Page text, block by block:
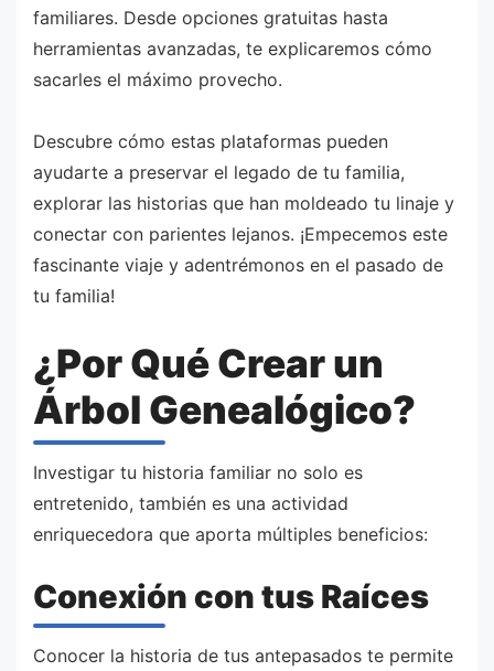
familiares. Desde opciones gratuitas hasta
herramientas avanzadas, te explicaremos cómo
sacarles el máximo provecho.
Descubre cómo estas plataformas pueden
ayudarte a preservar el legado de tu familia,
explorar las historias que han moldeado tu linaje y
conectar con parientes lejanos. ¡Empecemos este
fascinante viaje y adentrémonos en el pasado de
tu familia!
¿Por Qué Crear un
Árbol Genealógico?
Investigar tu historia familiar no solo es
entretenido, también es una actividad
enriquecedora que aporta múltiples beneficios:
Conexión con tus Raíces
Conocer la historia de tus antepasados te permite